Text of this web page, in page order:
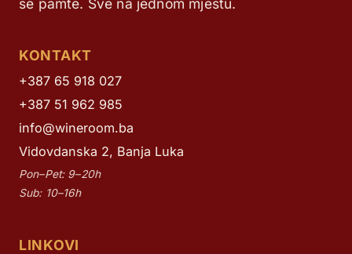
KONTAKT
+387 65 918 027
+387 51 962 985
info@wineroom.ba
Vidovdanska 2, Banja Luka
Pon–Pet: 9–20h
Sub: 10–16h
LINKOVI